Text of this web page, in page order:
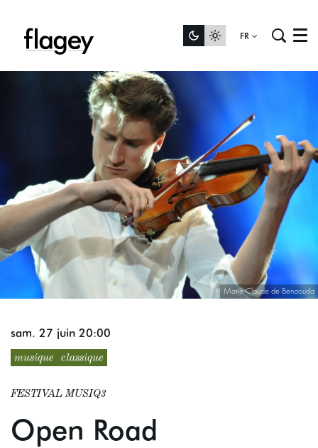
FR Menu
Marie-Claude de Benaouda
musique classique
Open Road
FESTIVAL MUSIQ3
sam. 27 juin 20:00